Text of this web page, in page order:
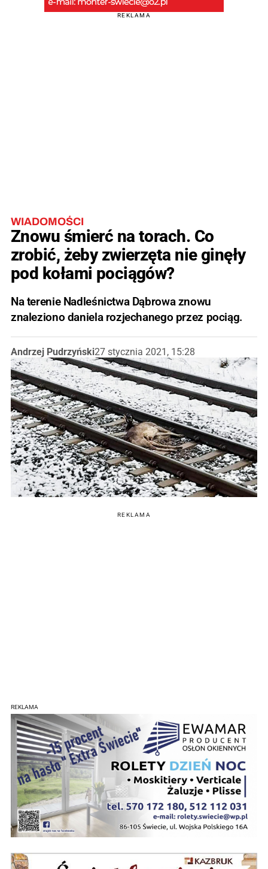
REKLAMA
WIADOMOŚCI
Znowu śmierć na torach. Co
zrobić, żeby zwierzęta nie ginęły
pod kołami pociągów?
Na terenie Nadleśnictwa Dąbrowa znowu
znaleziono daniela rozjechanego przez pociąg.
Andrzej Pudrzyński27 stycznia 2021, 15:28
REKLAMA
REKLAMA